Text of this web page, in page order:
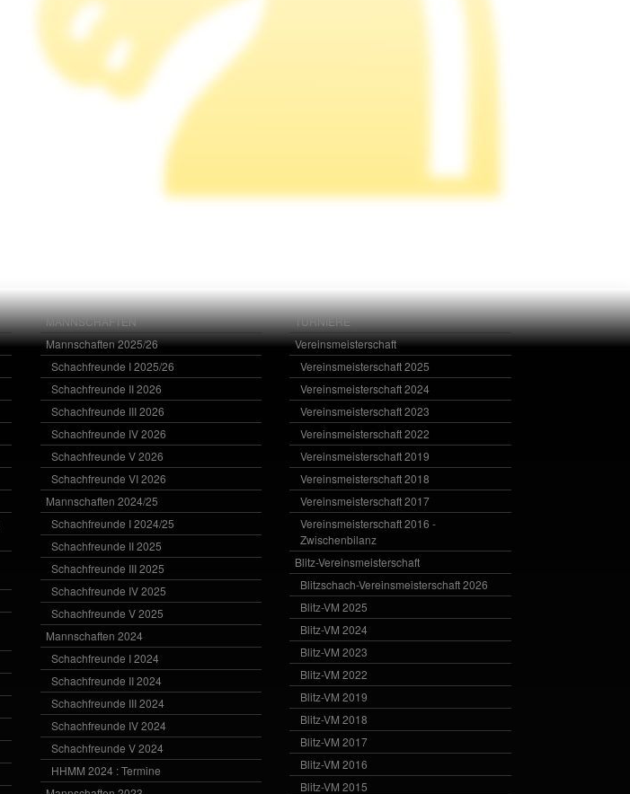
MANNSCHAFTEN
Mannschaften 2025/26
Schachfreunde I 2025/26
Schachfreunde II 2026
Schachfreunde III 2026
Schachfreunde IV 2026
Schachfreunde V 2026
Schachfreunde VI 2026
Mannschaften 2024/25
Schachfreunde I 2024/25
Schachfreunde II 2025
Schachfreunde III 2025
Schachfreunde IV 2025
Schachfreunde V 2025
Mannschaften 2024
Schachfreunde I 2024
Schachfreunde II 2024
Schachfreunde III 2024
Schachfreunde IV 2024
Schachfreunde V 2024
HHMM 2024 : Termine
TURNIERE
Vereinsmeisterschaft
Vereinsmeisterschaft 2025
Vereinsmeisterschaft 2024
Vereinsmeisterschaft 2023
Vereinsmeisterschaft 2022
Vereinsmeisterschaft 2019
Vereinsmeisterschaft 2018
Vereinsmeisterschaft 2017
Vereinsmeisterschaft 2016 -
Zwischenbilanz
Blitz-Vereinsmeisterschaft
Blitzschach-Vereinsmeisterschaft 2026
Blitz-VM 2025
Blitz-VM 2024
Blitz-VM 2023
Blitz-VM 2022
Blitz-VM 2019
Blitz-VM 2018
Blitz-VM 2017
Blitz-VM 2016
Blitz-VM 2015